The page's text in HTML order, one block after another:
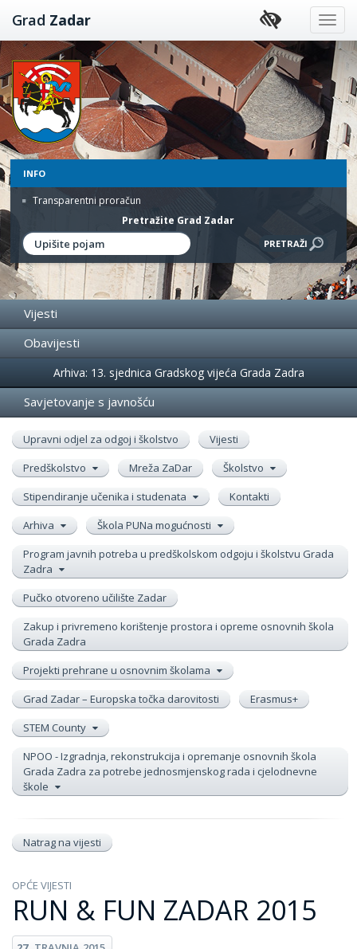
Preskoči
na
sadržaj
Grad Zadar
INFO
Transparentni proračun
Pretražite Grad Zadar
Vijesti
Obavijesti
Događanja
Arhiva: 13. sjednica Gradskog vijeća Grada Zadra
Savjetovanje s javnošću
Upravni odjel za odgoj i školstvo
Vijesti
Predškolstvo
Mreža ZaDar
Školstvo
Stipendiranje učenika i studenata
Kontakti
Arhiva
Škola PUNa mogućnosti
Program javnih potreba u predškolskom odgoju i školstvu Grada
Zadra
Pučko otvoreno učilište Zadar
Zakup i privremeno korištenje prostora i opreme osnovnih škola
Grada Zadra
Projekti prehrane u osnovnim školama
Grad Zadar – Europska točka darovitosti
Erasmus+
STEM County
NPOO - Izgradnja, rekonstrukcija i opremanje osnovnih škola
Grada Zadra za potrebe jednosmjenskog rada i cjelodnevne
škole
Natrag na vijesti
OPĆE VIJESTI
RUN & FUN ZADAR 2015